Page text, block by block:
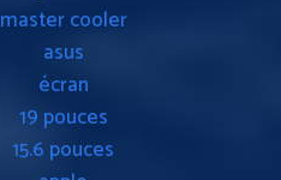
master cooler
asus
écran
19 pouces
15.6 pouces